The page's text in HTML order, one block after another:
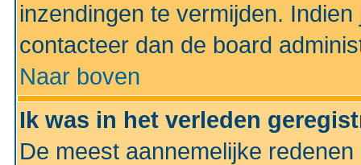
inzendingen te vermijden.
contacteer dan de board
Naar boven
Ik was in het verleden
De meest aannemelijke